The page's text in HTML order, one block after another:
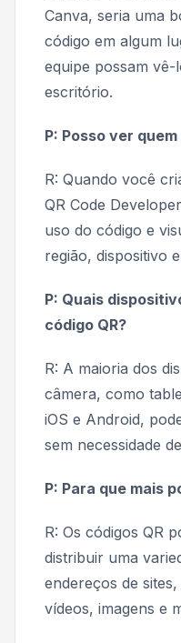
Canva, seria uma
código em algum
equipe possam
escritório.
P: Posso ver
R: Quando você
QR Code
uso do código e
região, dispositivo
P: Quais
código QR?
R: A maioria dos
câmera, como
iOS e Android,
sem necessidade
P: Para que mais
R: Os códigos QR
distribuir uma
endereços de
vídeos, imagens e